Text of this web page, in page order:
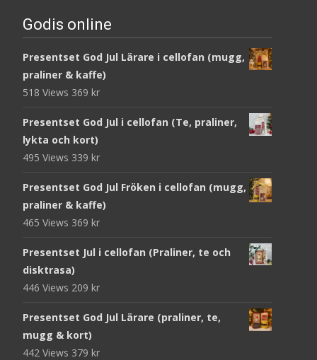
Godis online
Presentset God Jul Lärare i cellofan (mugg,
praliner & kaffe)
518 Views 369 kr
Presentset God Jul i cellofan (Te, praliner,
lykta och kort)
495 Views 339 kr
Presentset God Jul Fröken i cellofan (mugg,
praliner & kaffe)
465 Views 369 kr
Presentset Jul i cellofan (Praliner, te och
disktrasa)
446 Views 209 kr
Presentset God Jul Lärare (praliner, te,
mugg & kort)
442 Views 379 kr